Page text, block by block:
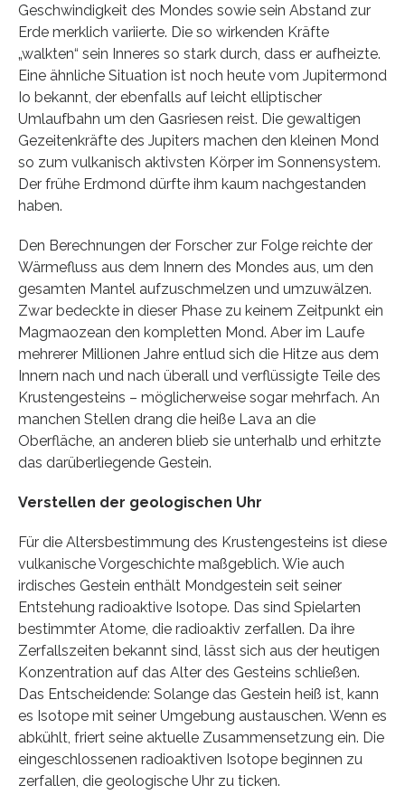
Geschwindigkeit des Mondes sowie sein Abstand zur
Erde merklich variierte. Die so wirkenden Kräfte
„walkten“ sein Inneres so stark durch, dass er aufheizte.
Eine ähnliche Situation ist noch heute vom Jupitermond
Io bekannt, der ebenfalls auf leicht elliptischer
Umlaufbahn um den Gasriesen reist. Die gewaltigen
Gezeitenkräfte des Jupiters machen den kleinen Mond
so zum vulkanisch aktivsten Körper im Sonnensystem.
Der frühe Erdmond dürfte ihm kaum nachgestanden
haben.
Den Berechnungen der Forscher zur Folge reichte der
Wärmefluss aus dem Innern des Mondes aus, um den
gesamten Mantel aufzuschmelzen und umzuwälzen.
Zwar bedeckte in dieser Phase zu keinem Zeitpunkt ein
Magmaozean den kompletten Mond. Aber im Laufe
mehrerer Millionen Jahre entlud sich die Hitze aus dem
Innern nach und nach überall und verflüssigte Teile des
Krustengesteins – möglicherweise sogar mehrfach. An
manchen Stellen drang die heiße Lava an die
Oberfläche, an anderen blieb sie unterhalb und erhitzte
das darüberliegende Gestein.
Verstellen der geologischen Uhr
Für die Altersbestimmung des Krustengesteins ist diese
vulkanische Vorgeschichte maßgeblich. Wie auch
irdisches Gestein enthält Mondgestein seit seiner
Entstehung radioaktive Isotope. Das sind Spielarten
bestimmter Atome, die radioaktiv zerfallen. Da ihre
Zerfallszeiten bekannt sind, lässt sich aus der heutigen
Konzentration auf das Alter des Gesteins schließen.
Das Entscheidende: Solange das Gestein heiß ist, kann
es Isotope mit seiner Umgebung austauschen. Wenn es
abkühlt, friert seine aktuelle Zusammensetzung ein. Die
eingeschlossenen radioaktiven Isotope beginnen zu
zerfallen, die geologische Uhr zu ticken.